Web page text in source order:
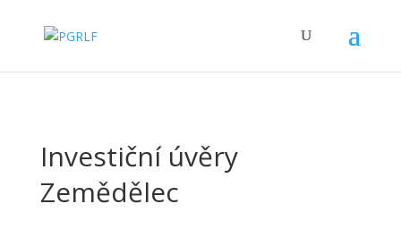
Investiční úvěry
Zemědělec